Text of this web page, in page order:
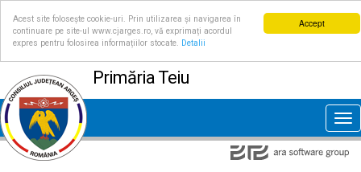
Accept
Acest site folosește cookie-uri. Prin utilizarea și navigarea în
continuare pe site-ul www.cjarges.ro, vă exprimați acordul
expres pentru folosirea informațiilor stocate.
Detalii
Primăria Teiu